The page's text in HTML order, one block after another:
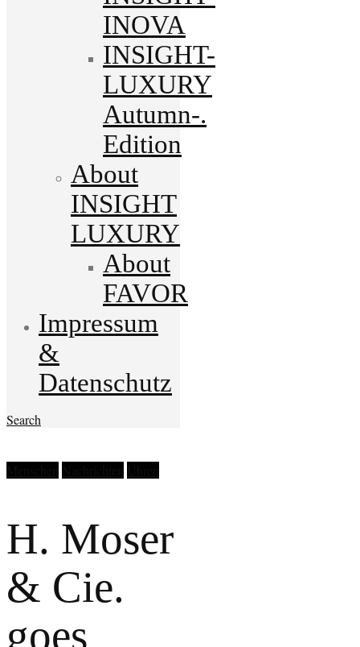
INOVA
INSIGHT-
LUXURY
Autumn-.
Edition
About
INSIGHT
LUXURY
About
FAVOR
Impressum
&
Datenschutz
Search
H. Moser
& Cie.
goes